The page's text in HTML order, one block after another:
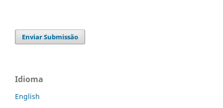
Enviar Submissão
Idioma
English